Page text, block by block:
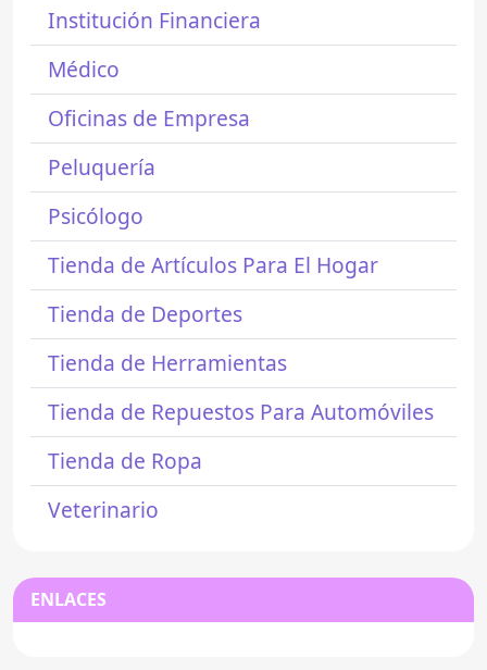
Institución Financiera
Médico
Oficinas de Empresa
Peluquería
Psicólogo
Tienda de Artículos Para El Hogar
Tienda de Deportes
Tienda de Herramientas
Tienda de Repuestos Para Automóviles
Tienda de Ropa
Veterinario
ENLACES